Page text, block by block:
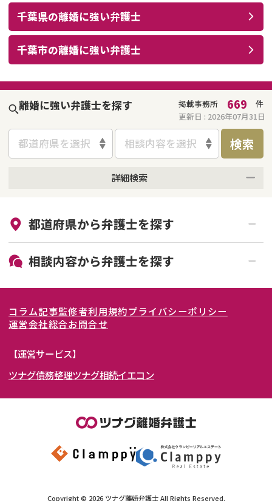
千葉県の離婚に強い弁護士
千葉市の離婚に強い弁護士
離婚に強い弁護士を探す 掲載事務所 669
件
更新日 : 2026年07月31日
都道府県を選択 相談内容を選択 検索
詳細検索
初回相談無料
土日祝の相談可能
都道府県から弁護士を探す
北海道・東北
北海道 青森県
岩手県 宮城県
秋田県
福島県
関東
東京都 神奈川県
埼玉県
茨城県 群馬県
東海
愛知県
岐阜県 山梨県
関西
大阪府 京都府
奈良県
和歌山県
北陸・甲信越
石川県
富山県
岡山県
九州・沖縄
相談内容から弁護士を探す
離婚裁判
親権・面会交流権
不貞・不倫慰謝料請求
養育費問題
財産分与
コラム記事監修者利用規約プライバシーポリシー
運営会社総合お問合せ
【運営サービス】
ツナグ債務整理ツナグ相続イエコン
Copyright © 2026 ツナグ離婚弁護士All Rights Reserved.